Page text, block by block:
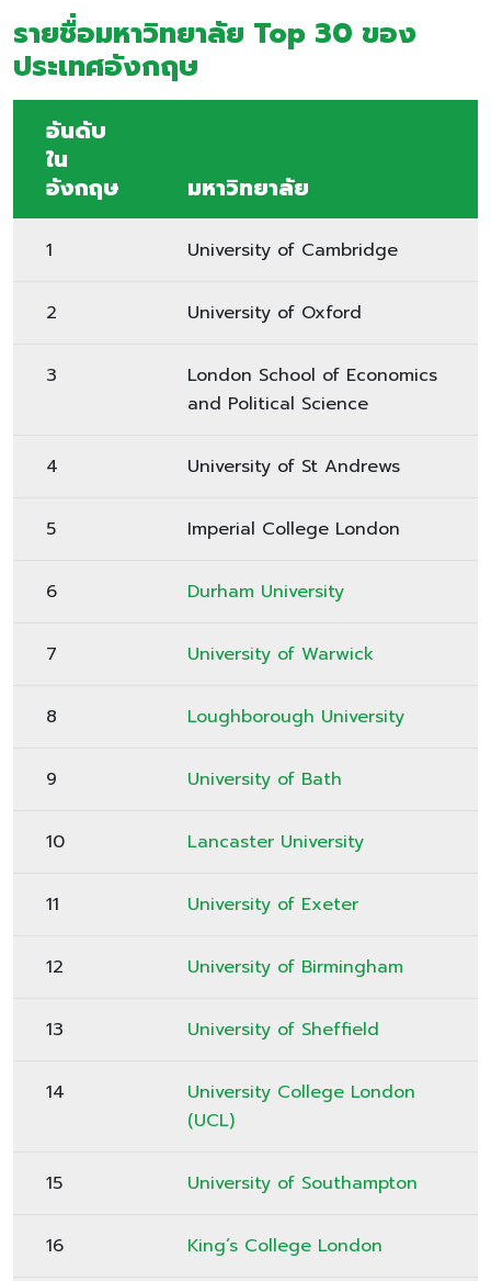
รายชื่อมหาวิทยาลัย Top 30 ของ
ประเทศอังกฤษ
อันดับ
ใน
อังกฤษ
มหาวิทยาลัย
1 University of Cambridge
2 University of Oxford
3
London School of Economics
and Political Science
4 University of St Andrews
5 Imperial College London
6 Durham University
7 University of Warwick
8 Loughborough University
9 University of Bath
10 Lancaster University
11 University of Exeter
12 University of Birmingham
13 University of Sheffield
14
University College London
(UCL)
15 University of Southampton
16 King’s College London